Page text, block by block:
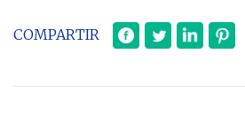
COMPARTIR